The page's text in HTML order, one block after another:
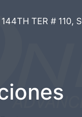
144TH TER # 110,